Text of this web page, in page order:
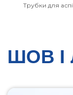
Трубки для
ШОВ І